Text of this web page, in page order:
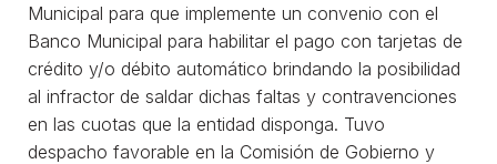
Municipal para que implemente un convenio con el
Banco Municipal para habilitar el pago con tarjetas de
crédito y/o débito automático brindando la posibilidad
al infractor de saldar dichas faltas y contravenciones
en las cuotas que la entidad disponga. Tuvo
despacho favorable en la Comisión de Gobierno y